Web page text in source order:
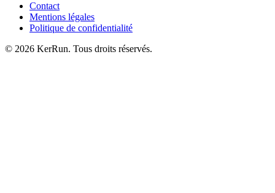
Contact
Mentions légales
Politique de confidentialité
© 2026 KerRun. Tous droits réservés.